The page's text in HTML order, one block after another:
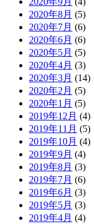
2020年8月 (5)
2020年7月 (6)
2020年6月 (6)
2020年5月 (5)
2020年4月 (3)
2020年3月 (14)
2020年2月 (5)
2020年1月 (5)
2019年12月 (4)
2019年11月 (5)
2019年10月 (4)
2019年9月 (4)
2019年8月 (3)
2019年7月 (6)
2019年6月 (3)
2019年5月 (3)
2019年4月 (4)